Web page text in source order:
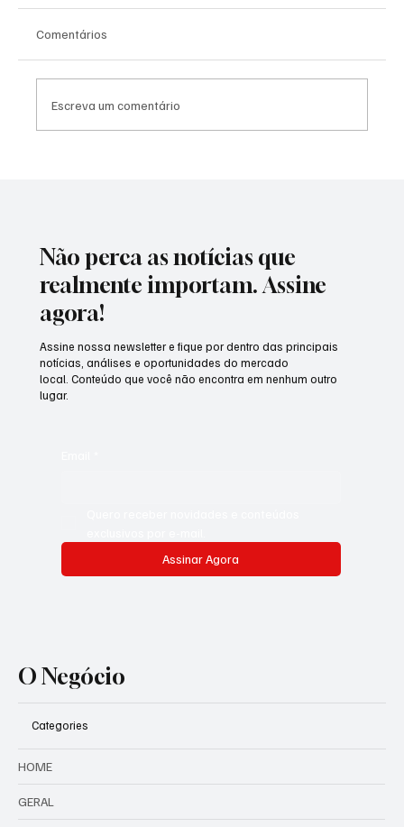
Comentários
Escreva um comentário
Não perca as notícias que
realmente importam. Assine
agora!
Assinar Agora
Assine nossa newsletter e fique por dentro das principais
notícias, análises e oportunidades do mercado
local. Conteúdo que você não encontra em nenhum outro
lugar.
O Negócio
Categories
HOME
GERAL